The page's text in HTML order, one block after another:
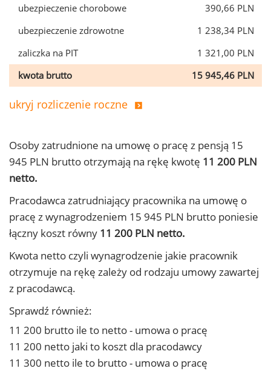
ubezpieczenie chorobowe
390,66 PLN
ubezpieczenie zdrowotne
1 238,34 PLN
zaliczka na PIT
1 321,00 PLN
kwota brutto
15 945,46 PLN
ukryj rozliczenie roczne
Osoby zatrudnione na umowę o pracę z pensją 15
945 PLN brutto otrzymają na rękę kwotę 11 200 PLN
netto.
Pracodawca zatrudniający pracownika na umowę o
pracę z wynagrodzeniem 15 945 PLN brutto poniesie
łączny koszt równy 11 200 PLN netto.
Kwota netto czyli wynagrodzenie jakie pracownik
otrzymuje na rękę zależy od rodzaju umowy zawartej
z pracodawcą.
Sprawdź również:
11 200 brutto ile to netto - umowa o pracę
11 200 netto jaki to koszt dla pracodawcy
11 300 netto ile to brutto - umowa o pracę